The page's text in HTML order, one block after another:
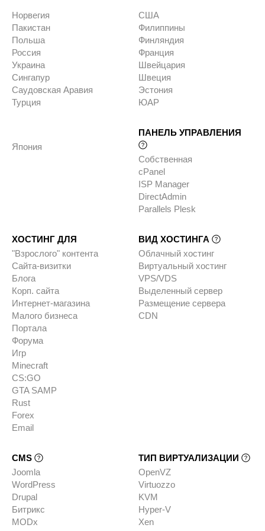
Норвегия
Пакистан
Польша
Россия
Украина
Сингапур
Саудовская Аравия
Турция
США
Филиппины
Финляндия
Франция
Швейцария
Швеция
Эстония
ЮАР
Япония
ПАНЕЛЬ УПРАВЛЕНИЯ
Собственная
cPanel
ISP Manager
DirectAdmin
Parallels Plesk
ХОСТИНГ ДЛЯ
"Взрослого" контента
Сайта-визитки
Блога
Корп. сайта
Интернет-магазина
Малого бизнеса
Портала
Форума
Игр
Minecraft
CS:GO
GTA SAMP
Rust
Forex
Email
ВИД ХОСТИНГА
Облачный хостинг
Виртуальный хостинг
VPS/VDS
Выделенный сервер
Размещение сервера
CDN
CMS
Joomla
WordPress
Drupal
Битрикс
MODx
ТИП ВИРТУАЛИЗАЦИИ
OpenVZ
Virtuozzo
KVM
Hyper-V
Xen